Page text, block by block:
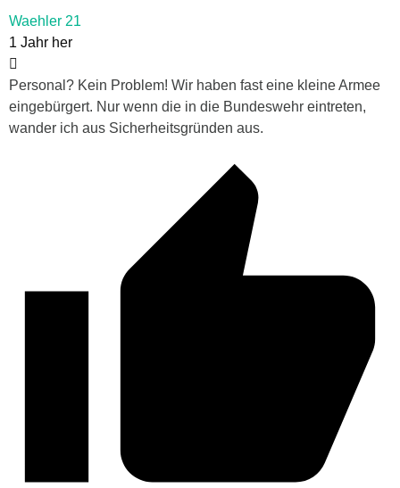
Waehler 21
1 Jahr her
Personal? Kein Problem! Wir haben fast eine kleine Armee
eingebürgert. Nur wenn die in die Bundeswehr eintreten,
wander ich aus Sicherheitsgründen aus.